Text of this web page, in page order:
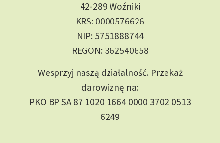
42-289 Woźniki
KRS: 0000576626
NIP: 5751888744
REGON: 362540658
Wesprzyj naszą działalność. Przekaż
darowiznę na:
PKO BP SA 87 1020 1664 0000 3702 0513
6249